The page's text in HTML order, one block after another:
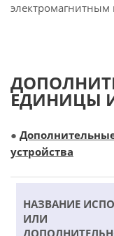
ЕДИНИЦЫ
●
устройства
НАЗВАНИЕ
ИЛИ